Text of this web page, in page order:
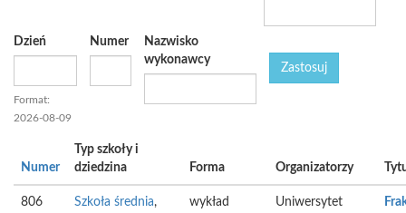
Dzień
Format:
2026-08-09
Numer
Nazwisko
wykonawcy
Zastosuj
Numer
Typ szkoły i
dziedzina
Forma Organizatorzy
806 Szkoła średnia,
wykład
Uniwersytet